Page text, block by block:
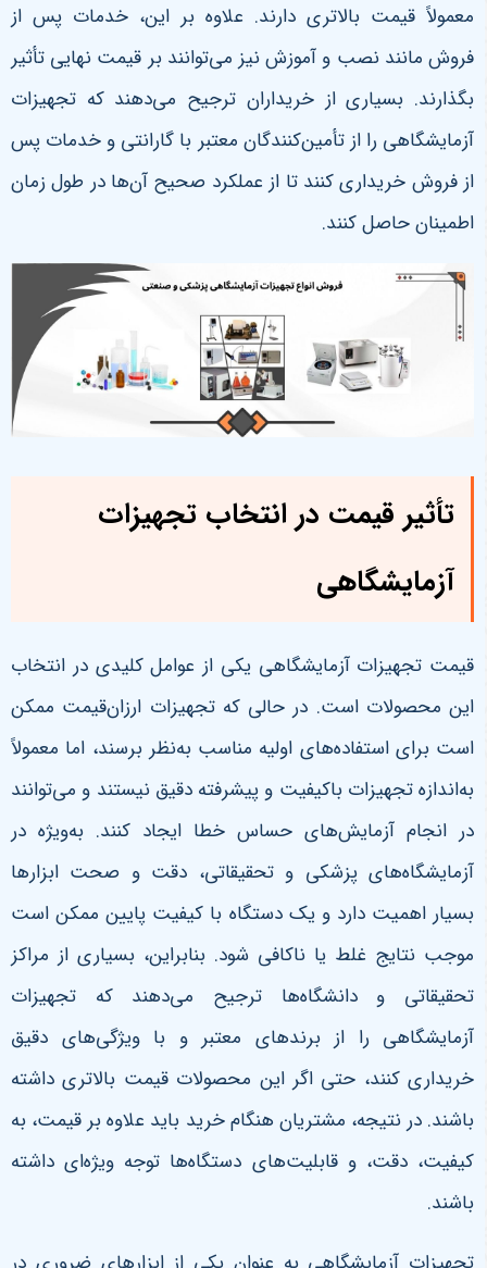
معمولاً قیمت بالاتری دارند. علاوه بر این، خدمات پس از
فروش مانند نصب و آموزش نیز می‌توانند بر قیمت نهایی تأثیر
بگذارند. بسیاری از خریداران ترجیح می‌دهند که تجهیزات
آزمایشگاهی را از تأمین‌کنندگان معتبر با گارانتی و خدمات پس
از فروش خریداری کنند تا از عملکرد صحیح آن‌ها در طول زمان
اطمینان حاصل کنند.
تأثیر قیمت در انتخاب تجهیزات
آزمایشگاهی
قیمت تجهیزات آزمایشگاهی یکی از عوامل کلیدی در انتخاب
این محصولات است. در حالی که تجهیزات ارزان‌قیمت ممکن
است برای استفاده‌های اولیه مناسب به‌نظر برسند، اما معمولاً
به‌اندازه تجهیزات باکیفیت و پیشرفته دقیق نیستند و می‌توانند
در انجام آزمایش‌های حساس خطا ایجاد کنند. به‌ویژه در
آزمایشگاه‌های پزشکی و تحقیقاتی، دقت و صحت ابزارها
بسیار اهمیت دارد و یک دستگاه با کیفیت پایین ممکن است
موجب نتایج غلط یا ناکافی شود. بنابراین، بسیاری از مراکز
تحقیقاتی و دانشگاه‌ها ترجیح می‌دهند که تجهیزات
آزمایشگاهی را از برندهای معتبر و با ویژگی‌های دقیق
خریداری کنند، حتی اگر این محصولات قیمت بالاتری داشته
باشند. در نتیجه، مشتریان هنگام خرید باید علاوه بر قیمت، به
کیفیت، دقت، و قابلیت‌های دستگاه‌ها توجه ویژه‌ای داشته
باشند.